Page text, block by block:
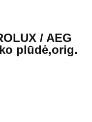
/ AEG
plūdė,orig.